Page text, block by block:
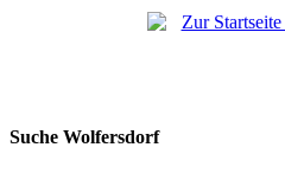
Suche Wolfersdorf